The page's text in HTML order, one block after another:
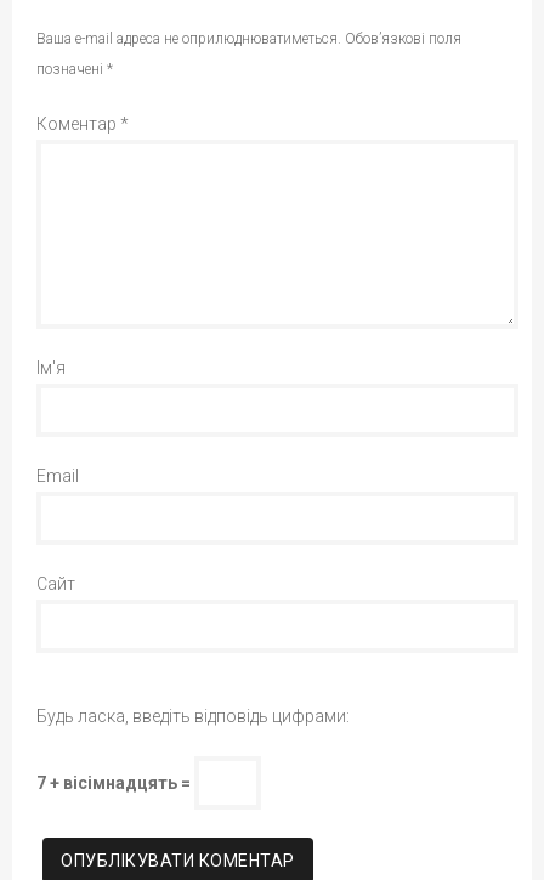
Ваша e-mail адреса не оприлюднюватиметься. Обов’язкові поля
позначені *
Коментар *
Ім'я
Email
Сайт
Будь ласка, введіть відповідь цифрами:
7 + вісімнадцять =